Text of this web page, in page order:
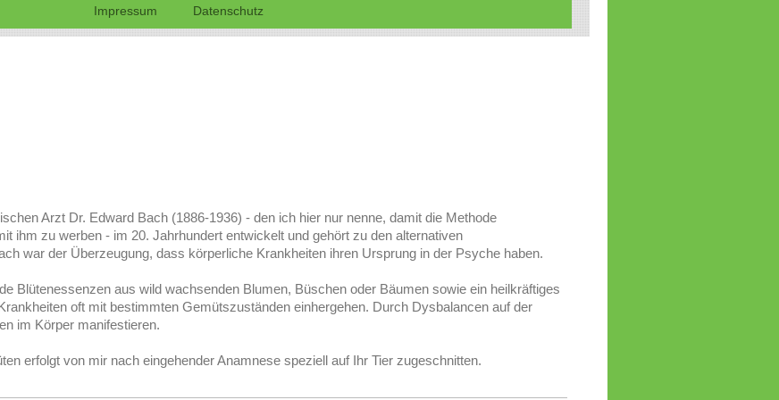
Impressum Datenschutz
Arzt Dr. Edward Bach (1886-1936) - den ich hier nur nenne, damit die Methode
ihm zu werben - im 20. Jahrhundert entwickelt und gehört zu den alternativen
war der Überzeugung, dass körperliche Krankheiten ihren Ursprung in der Psyche haben.
Blütenessenzen aus wild wachsenden Blumen, Büschen oder Bäumen sowie ein heilkräftiges
oft mit bestimmten Gemütszuständen einhergehen. Durch Dysbalancen auf der
im Körper manifestieren.
erfolgt von mir nach eingehender Anamnese speziell auf Ihr Tier zugeschnitten.